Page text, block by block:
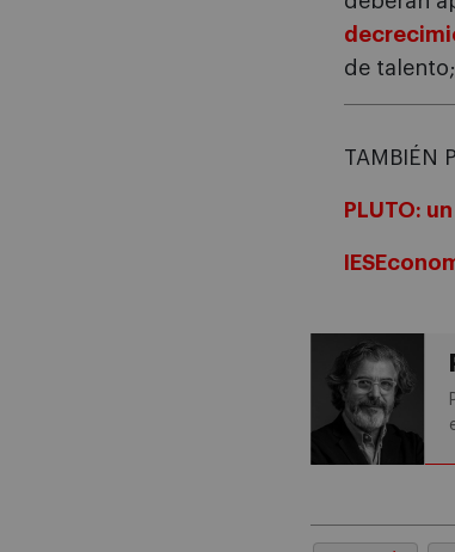
de
TAMBIÉN
PLUTO: